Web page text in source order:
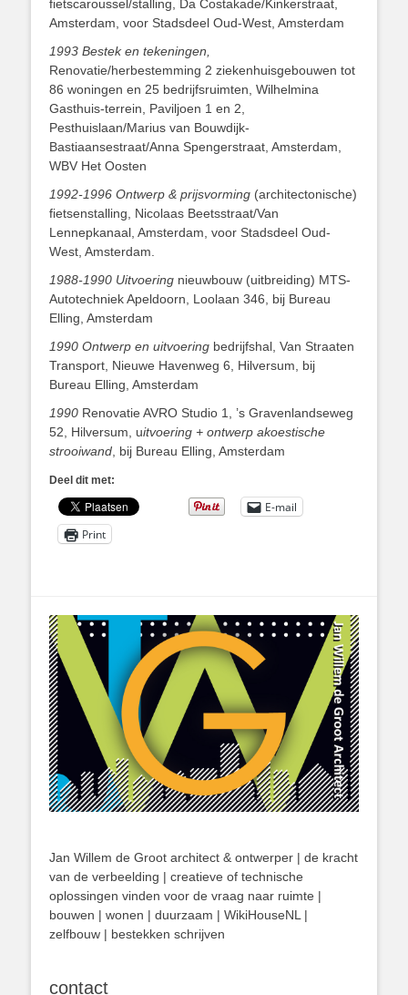
fietscaroussel/stalling, Da Costakade/Kinkerstraat,
Amsterdam, voor Stadsdeel Oud-West, Amsterdam
1993 Bestek en tekeningen,
Renovatie/herbestemming 2 ziekenhuisgebouwen tot
86 woningen en 25 bedrijfsruimten, Wilhelmina
Gasthuis-terrein, Paviljoen 1 en 2,
Pesthuislaan/Marius van Bouwdijk-
Bastiaansestraat/Anna Spengerstraat, Amsterdam,
WBV Het Oosten
1992-1996 Ontwerp & prijsvorming (architectonische)
fietsenstalling, Nicolaas Beetsstraat/Van
Lennepkanaal, Amsterdam, voor Stadsdeel Oud-
West, Amsterdam.
1988-1990 Uitvoering nieuwbouw (uitbreiding) MTS-
Autotechniek Apeldoorn, Loolaan 346, bij Bureau
Elling, Amsterdam
1990 Ontwerp en uitvoering bedrijfshal, Van Straaten
Transport, Nieuwe Havenweg 6, Hilversum, bij
Bureau Elling, Amsterdam
1990 Renovatie AVRO Studio 1, ’s Gravenlandseweg
52, Hilversum, uitvoering + ontwerp akoestische
strooiwand, bij Bureau Elling, Amsterdam
Deel dit met:
E-mail
Print
Jan Willem de Groot architect & ontwerper | de kracht
van de verbeelding | creatieve of technische
oplossingen vinden voor de vraag naar ruimte |
bouwen | wonen | duurzaam | WikiHouseNL |
zelfbouw | bestekken schrijven
contact